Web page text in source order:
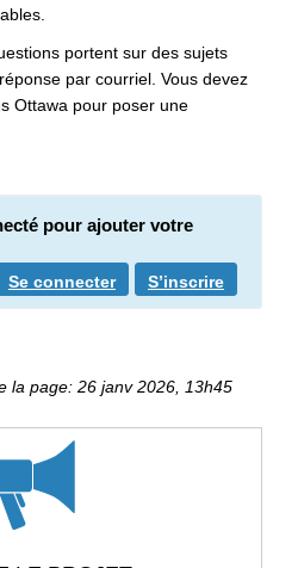
portent sur des sujets
par courriel. Vous devez
Ottawa pour poser une
pour ajouter votre
S’inscrire
Se connecter
la page: 26 janv 2026, 13h45